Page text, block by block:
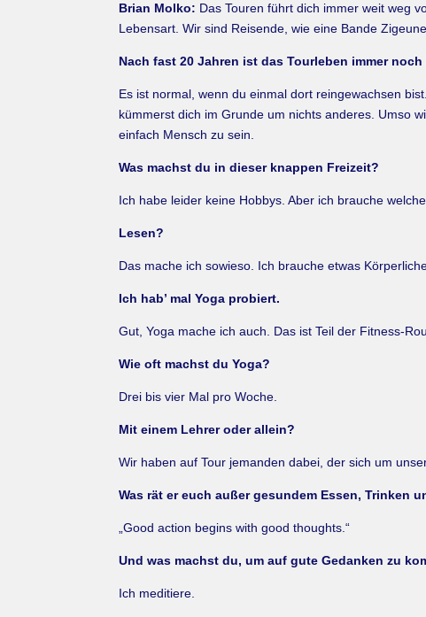
Brian Molko: Das Touren führt dich immer weit weg
Lebensart. Wir sind Reisende, wie eine Bande
Nach fast 20 Jahren ist das Tourleben immer
Es ist normal, wenn du einmal dort reingewachsen
kümmerst dich im Grunde um nichts anderes. Umso
einfach Mensch zu sein.
Was machst du in dieser knappen Freizeit?
Ich habe leider keine Hobbys. Aber ich brauche
Lesen?
Das mache ich sowieso. Ich brauche etwas
Ich hab’ mal Yoga probiert.
Gut, Yoga mache ich auch. Das ist Teil der Fitness-
Wie oft machst du Yoga?
Drei bis vier Mal pro Woche.
Mit einem Lehrer oder allein?
Wir haben auf Tour jemanden dabei, der sich um
Was rät er euch außer gesundem Essen, Trinken
„Good action begins with good thoughts.“
Und was machst du, um auf gute Gedanken zu
Ich meditiere.